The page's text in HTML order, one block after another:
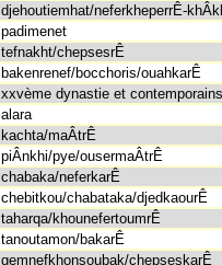
djehoutiemhat/neferkheperrÊ-
padimenet
tefnakht/chepsesrÊ
bakenrenef/bocchoris/ouahkarÊ
xxvème dynastie et contemporains
alara
kachta/maÂtrÊ
piÂnkhi/pye/ousermaÂtrÊ
chabaka/neferkarÊ
chebitkou/chabataka/djedkaourÊ
taharqa/khounefertoumrÊ
tanoutamon/bakarÊ
gemnefkhonsoubak/chepseskarÊ